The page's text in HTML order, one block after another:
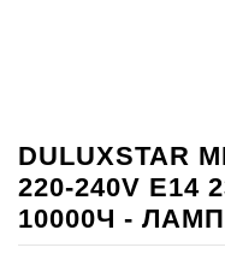
DULUXSTAR
220-240V E14
10000Ч -